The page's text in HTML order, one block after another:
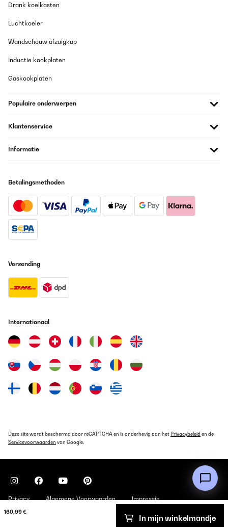
160,99 €
In mijn winkelmandje
Drank koelkasten
Luchtkoeler
Wandschouw afzuigkap
Inductie kookplaten
Gaskookplaten
Populaire onderwerpen
Klantenservice
Informatie
Betalingsmethoden
Verzending
Internationaal
Deze site wordt beschermd door reCAPTCHA en is onderhevig aan het Privacybeleid en de
Servicevoorwaarden van Google.
Privacy Algemene Voorwaarden Impressie
Copyright © 2026 Klarstein. All rights reserved